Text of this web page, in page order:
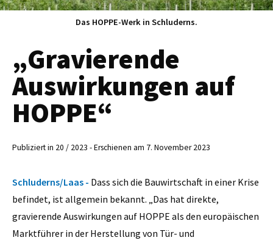
Das HOPPE-Werk in Schluderns.
„Gravierende
Auswirkungen auf
HOPPE“
Publiziert in 20 / 2023 - Erschienen am 7. November 2023
Schluderns/Laas - Dass sich die Bauwirtschaft in einer Krise
befindet, ist allgemein bekannt. „Das hat direkte,
gravierende Auswirkungen auf HOPPE als den europäischen
Marktführer in der Herstellung von Tür- und